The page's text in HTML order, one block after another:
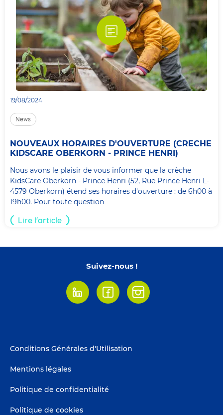
19/08/2024
News
NOUVEAUX HORAIRES D'OUVERTURE (CRECHE
KIDSCARE OBERKORN - PRINCE HENRI)
Nous avons le plaisir de vous informer que la crèche
KidsCare Oberkorn - Prince Henri (52, Rue Prince Henri L-
4579 Oberkorn) étend ses horaires d'ouverture : de 6h00 à
19h00. Pour toute question
Lire l'article
Suivez-nous !
LinkedinFacebookInstagram
Footer
Conditions Générales d'Utilisation
Mentions légales
Politique de confidentialité
Politique de cookies